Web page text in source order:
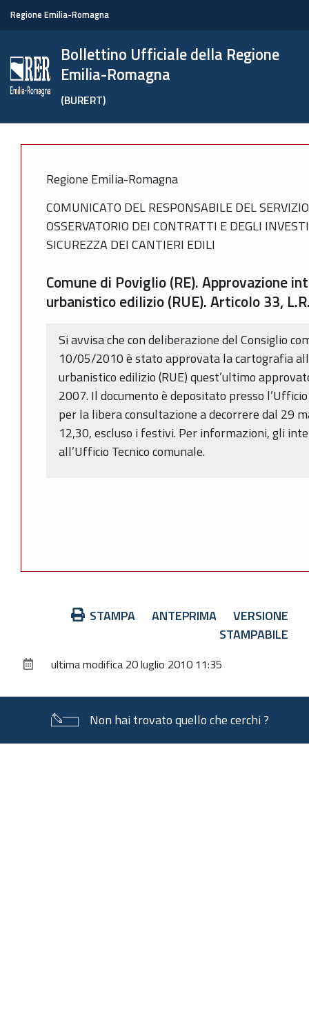
Regione Emilia-Romagna
Bollettino Ufficiale della Regione
Emilia-Romagna
(BURERT)
Regione Emilia-Romagna
COMUNICATO DEL RESPONSABILE DEL
OSSERVATORIO DEI CONTRATTI E DEGLI
SICUREZZA DEI CANTIERI EDILI
Comune di Poviglio (RE). Approvazione
urbanistico edilizio (RUE). Articolo 33,
Si avvisa che con deliberazione del Consiglio
10/05/2010 è stato approvata la cartografia
urbanistico edilizio (RUE) quest’ultimo
2007. Il documento è depositato presso
per la libera consultazione a decorrere dal 29
12,30, escluso i festivi. Per informazioni, gli
all’Ufficio Tecnico comunale.
STAMPA ANTEPRIMA
VERSIONE
STAMPABILE
ultima modifica 20 luglio 2010 11:35
Non hai trovato quello che cerchi ?